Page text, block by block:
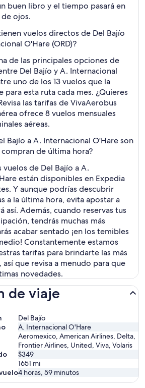
buen libro y el tiempo pasará en
ojos.
vuelos directos de Del Bajío
O'Hare (ORD)?
de las principales opciones de
Del Bajío y A. Internacional
uno de los 13 vuelos que la
para esta ruta cada mes. ¿Quieres
las tarifas de VivaAerobus
ofrece 8 vuelos mensuales
aéreas.
Bajío a A. Internacional O'Hare son
compran de última hora?
vuelos de Del Bajío a A.
están disponibles en Expedia
Y aunque podrías descubrir
a la última hora, evita apostar a
así. Además, cuando reservas tus
tendrás muchas más
acabar sentado ¡en los temibles
Constantemente estamos
tarifas para brindarte las más
que revisa a menudo para que
novedades.
de viaje
Del Bajío
A. Internacional O'Hare
Aeromexico, American Airlines, Delta,
Frontier Airlines, United, Viva, Volaris
$349
1651 mi
4 horas, 59 minutos